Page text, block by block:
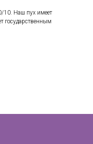
10. Наш пух имеет
государственным